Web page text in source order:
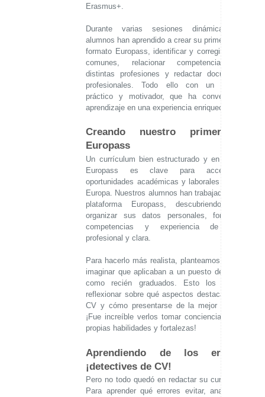
Erasmus+.
Durante varias sesiones dinámicas, los
alumnos han aprendido a crear su primer CV en
formato Europass, identificar y corregir errores
comunes, relacionar competencias con
distintas profesiones y redactar documentos
profesionales. Todo ello con un enfoque
práctico y motivador, que ha convertido el
aprendizaje en una experiencia enriquecedora.
Creando nuestro primer CV
Europass
Un currículum bien estructurado y en formato
Europass es clave para acceder a
oportunidades académicas y laborales en toda
Europa. Nuestros alumnos han trabajado con la
plataforma Europass, descubriendo cómo
organizar sus datos personales, formación,
competencias y experiencia de forma
profesional y clara.
Para hacerlo más realista, planteamos un reto:
imaginar que aplicaban a un puesto de trabajo
como recién graduados. Esto los llevó a
reflexionar sobre qué aspectos destacar en su
CV y cómo presentarse de la mejor manera.
¡Fue increíble verlos tomar conciencia de sus
propias habilidades y fortalezas!
Aprendiendo de los errores:
¡detectives de CV!
Pero no todo quedó en redactar su currículum.
Para aprender qué errores evitar, analizamos